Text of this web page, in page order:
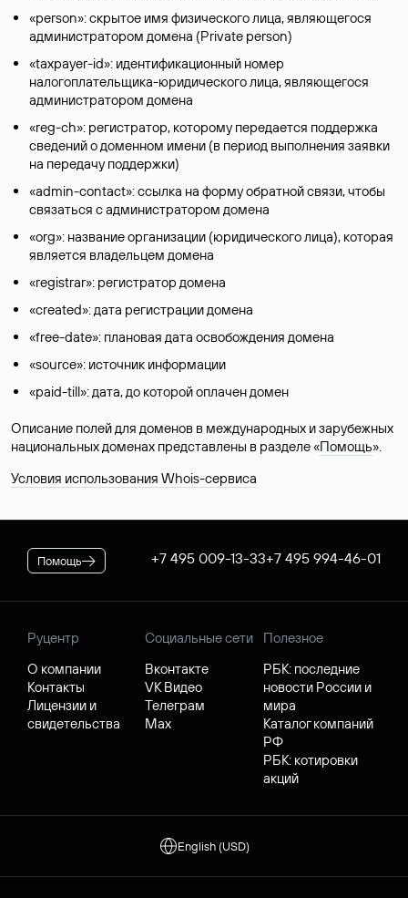
«person»: скрытое имя физического лица, являющегося
администратором домена (Privatе person)
«taxpayer-id»: идентификационный номер
налогоплательщика-юридического лица, являющегося
администратором домена
«reg-ch»: регистратор, которому передается поддержка
сведений о доменном имени (в период выполнения заявки
на передачу поддержки)
«admin-contact»: ссылка на форму обратной связи, чтобы
связаться с администратором домена
«org»: название организации (юридического лица), которая
является владельцем домена
«registrar»: регистратор домена
«created»: дата регистрации домена
«free-date»: плановая дата освобождения домена
«source»: источник информации
«paid-till»: дата, до которой оплачен домен
Описание полей для доменов в международных и зарубежных
национальных доменах представлены в разделе «Помощь».
Условия использования Whois-сервиса
Помощь +7 495 009-13-33+7 495 994-46-01
Руцентр
О компании
Контакты
Лицензии и
свидетельства
Социальные сети
Вконтакте
VK Видео
Телеграм
Max
Полезное
РБК: последние
новости России и
мира
Каталог компаний
РФ
РБК: котировки
акций
English (USD)